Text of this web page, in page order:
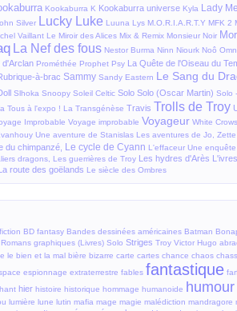
Kookaburra K Kookaburra universe Kyla Lady
Silver Lucky Luke Luuna Lys M.O.R.I.A.R.T.Y MFK 2
Vaillant Le Miroir des Alices Mix & Remix Monsieur Noir
La Nef des fous Nestor Burma Ninn Niourk Noô
d'Arclan Prométhée Prophet Psy La Quête de l'Oiseau du
à-brac Sammy Sandy Eastern Le Sang du
Slhoka Snoopy Soleil Celtic Solo Solo (Oscar Martin) Solo
Tous à l'expo ! La Transgénèse Travis Trolls de Troy
Improbable Voyage improbable Voyageur White Crows
Une aventure de Stanislas Les aventures de Jo,
du chimpanzé, Le cycle de Cyann L'effaceur Une
dragons, Les guerrières de Troy Les hydres d'Arès
route des goëlands Le siècle des Ombres
BD fantasy Bandes dessinées américaines Batman
Romans graphiques (Livres) Solo Striges Troy Victor Hugo
le bien et la mal bière bizarre carte cartes chance chaos
espionnage extraterrestre fables fantastique
hier histoire historique hommage humanoide humour
lumière lune lutin mafia mage magie malédiction mandragore